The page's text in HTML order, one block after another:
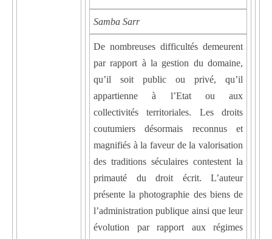
Samba Sarr
De nombreuses difficultés demeurent
par rapport à la gestion du domaine,
qu’il soit public ou privé, qu’il
appartienne à l’Etat ou aux
collectivités territoriales. Les droits
coutumiers désormais reconnus et
magnifiés à la faveur de la valorisation
des traditions séculaires contestent la
primauté du droit écrit. L’auteur
présente la photographie des biens de
l’administration publique ainsi que leur
évolution par rapport aux régimes